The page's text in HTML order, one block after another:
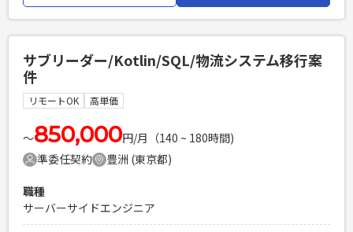
プロジェクト推進
必須スキル
・Webシステム開発におけるSEのご経験（2年以上） ・要件
定義のご経験（2年以上） ・仕様書・設計書を理解し、開発チ
ームや関係者と円滑に連携した経験 ・通信携帯キャリア案件
での業務のご経験
PHPを用いたWebサービスの開発経験4年以上
Laravelを用いた開発経験1年以上
サブリーダー/Kotlin/SQL/物流システム移行案
件
リモートOK 高単価
〜850,000円/月（140 ~ 180時間)
準委任契約
豊洲 (東京都)
職種
サーバーサイドエンジニア